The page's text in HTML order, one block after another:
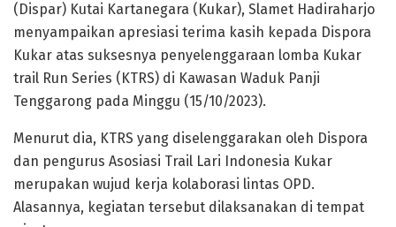
(Dispar) Kutai Kartanegara (Kukar), Slamet Hadiraharjo
menyampaikan apresiasi terima kasih kepada Dispora
Kukar atas suksesnya penyelenggaraan lomba Kukar
trail Run Series (KTRS) di Kawasan Waduk Panji
Tenggarong pada Minggu (15/10/2023).
Menurut dia, KTRS yang diselenggarakan oleh Dispora
dan pengurus Asosiasi Trail Lari Indonesia Kukar
merupakan wujud kerja kolaborasi lintas OPD.
Alasannya, kegiatan tersebut dilaksanakan di tempat